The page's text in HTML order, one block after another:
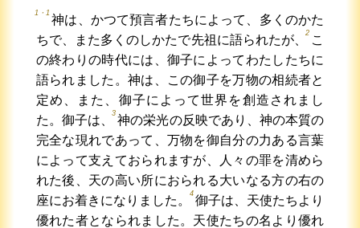
1・1
神は、かつて預言者たちによって、多くのかた
ちで、また多くのしかたで先祖に語られたが、
2
こ
の終わりの時代には、御子によってわたしたちに
語られました。神は、この御子を万物の相続者と
定め、また、御子によって世界を創造されまし
た。御子は、
3
神の栄光の反映であり、神の本質の
完全な現れであって、万物を御自分の力ある言葉
によって支えておられますが、人々の罪を清めら
れた後、天の高い所におられる大いなる方の右の
座にお着きになりました。
4
御子は、天使たちより
優れた者となられました。天使たちの名より優れ